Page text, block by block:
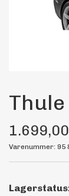
Varenummer: 95